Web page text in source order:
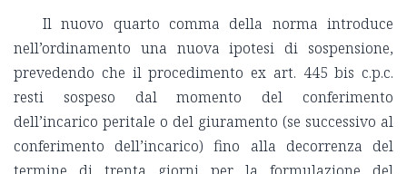
Il nuovo quarto comma della norma introduce
nell’ordinamento una nuova ipotesi di sospensione,
prevedendo che il procedimento ex art. 445 bis c.p.c.
resti sospeso dal momento del conferimento
dell’incarico peritale o del giuramento (se successivo al
conferimento dell’incarico) fino alla decorrenza del